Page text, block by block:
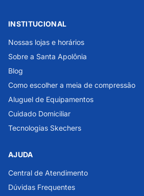
INSTITUCIONAL
Nossas lojas e horários
Sobre a Santa Apolônia
Blog
Como escolher a meia de compressão
Aluguel de Equipamentos
Cuidado Domiciliar
Tecnologias Skechers
AJUDA
Central de Atendimento
Dúvidas Frequentes